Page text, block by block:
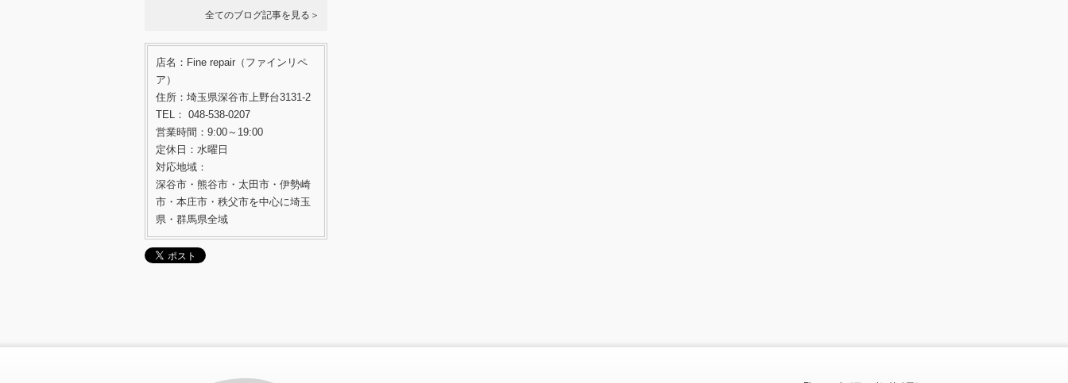
全てのブログ記事を見る＞
店名：Fine repair（ファインリペ
ア）
住所：埼玉県深谷市上野台3131-2
TEL： 048-538-0207
営業時間：9:00～19:00
定休日：水曜日
対応地域：
深谷市・熊谷市・太田市・伊勢崎
市・本庄市・秩父市を中心に埼玉
県・群馬県全域